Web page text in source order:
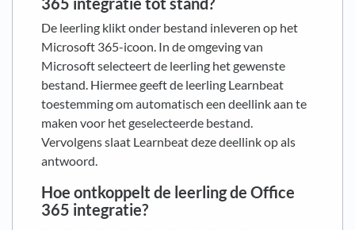
De leerling klikt onder bestand inleveren op het
Microsoft 365-icoon. In de omgeving van
Microsoft selecteert de leerling het gewenste
bestand. Hiermee geeft de leerling Learnbeat
toestemming om automatisch een deellink aan te
maken voor het geselecteerde bestand.
Vervolgens slaat Learnbeat deze deellink op als
antwoord.
Hoe ontkoppelt de leerling de Office
365 integratie?